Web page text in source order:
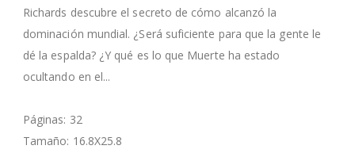
Richards descubre el secreto de cómo alcanzó la
dominación mundial. ¿Será suficiente para que la gente le
dé la espalda? ¿Y qué es lo que Muerte ha estado
ocultando en el...
Páginas: 32
Tamaño: 16.8X25.8